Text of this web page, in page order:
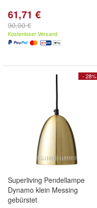
61,71 €
90,00 €
Kostenloser Versand
- 28%
Superliving Pendellampe
Dynamo klein Messing
gebürstet